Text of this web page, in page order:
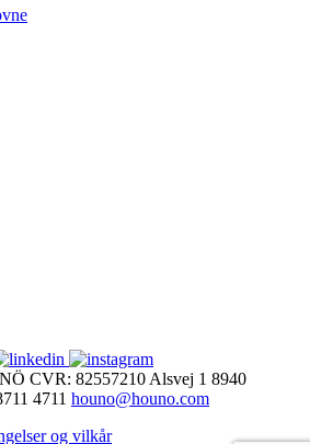
CVR: 82557210 Alsvej 1 8940
4711 houno@houno.com
og vilkår